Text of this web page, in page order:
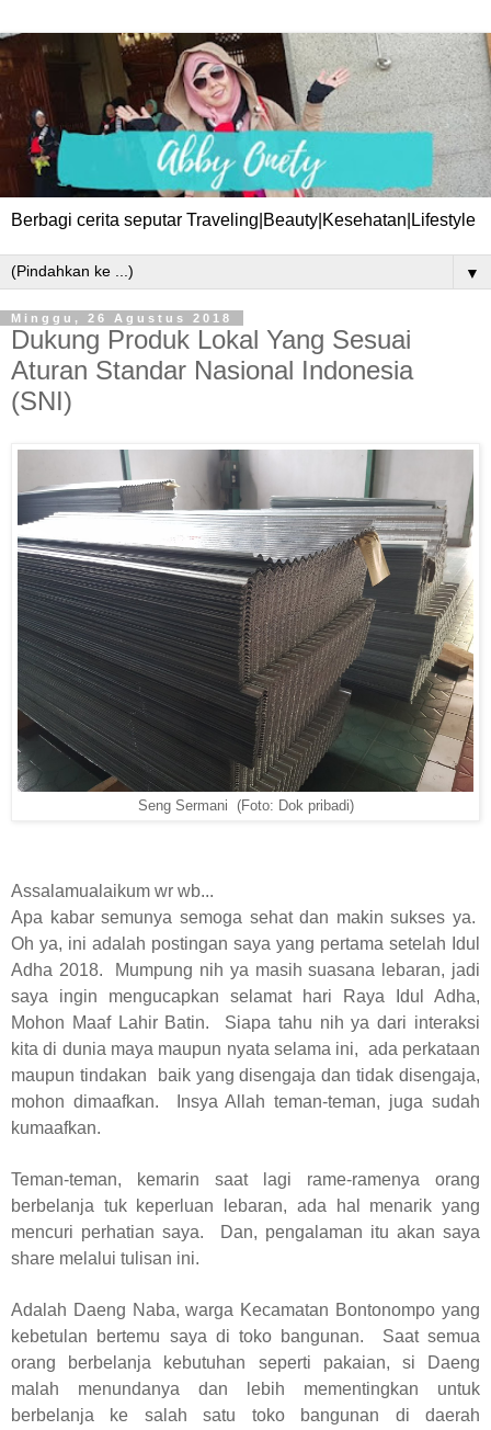
Berbagi cerita seputar Traveling|Beauty|Kesehatan|Lifestyle
▼
Minggu, 26 Agustus 2018
Dukung Produk Lokal Yang Sesuai
Aturan Standar Nasional Indonesia
(SNI)
Seng Sermani (Foto: Dok pribadi)
Assalamualaikum wr wb...
Apa kabar semunya semoga sehat dan makin sukses ya.
Oh ya, ini adalah postingan saya yang pertama setelah Idul
Adha 2018.
Mumpung nih ya masih suasana lebaran, jadi
saya ingin mengucapkan selamat hari Raya Idul Adha,
Mohon Maaf Lahir Batin.
Siapa tahu nih ya dari interaksi
kita di dunia maya maupun nyata selama ini, ada perkataan
maupun tindakan
baik yang disengaja dan tidak disengaja,
mohon dimaafkan.
Insya Allah teman-teman, juga sudah
kumaafkan.
Teman-teman, kemarin saat lagi rame-ramenya orang
berbelanja tuk keperluan lebaran, ada hal menarik yang
mencuri perhatian saya.
Dan, pengalaman itu akan saya
share melalui tulisan ini.
Adalah Daeng Naba, warga Kecamatan Bontonompo yang
kebetulan bertemu saya di toko bangunan.
Saat semua
orang berbelanja kebutuhan seperti pakaian, si Daeng
malah menundanya dan lebih mementingkan untuk
berbelanja ke salah satu toko bangunan di daerah